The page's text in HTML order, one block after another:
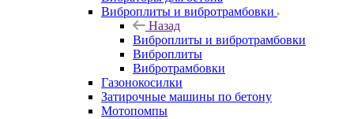
Виброплиты и вибротрамбовки
Назад
Виброплиты и вибротрамбовки
Виброплиты
Вибротрамбовки
Газонокосилки
Затирочные машины по бетону
Мотопомпы